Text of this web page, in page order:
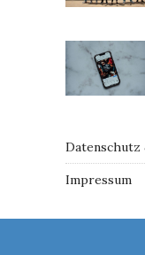
Datenschutz
Impressum